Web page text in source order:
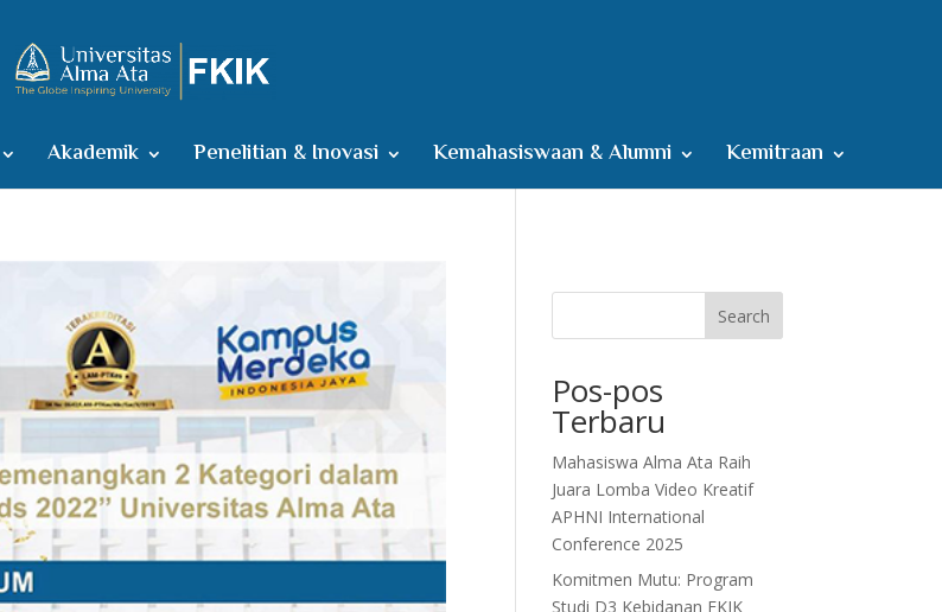
Akademik Penelitian & Inovasi Kemahasiswaan & Alumni Kemitraan
Search
Pos-pos
Terbaru
Mahasiswa Alma Ata Raih
Juara Lomba Video Kreatif
APHNI International
Conference 2025
Komitmen Mutu: Program
Studi D3 Kebidanan FKIK